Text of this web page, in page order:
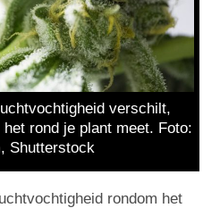
verschilt,
rond je plant meet. Foto:
Shutterstock
rondom het